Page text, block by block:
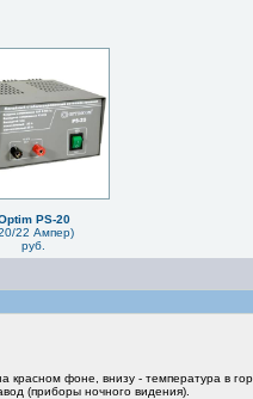
PS-20
22 Ампер)
руб.
фоне, внизу - температура в
(приборы ночного видения).